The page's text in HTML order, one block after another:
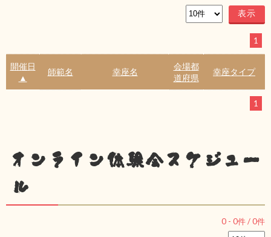
1
開催日
▲
師範名 幸座名
会場都
道府県
幸座タイプ
1
オンライン体験会スケジュー
ル
0 - 0件 /0件